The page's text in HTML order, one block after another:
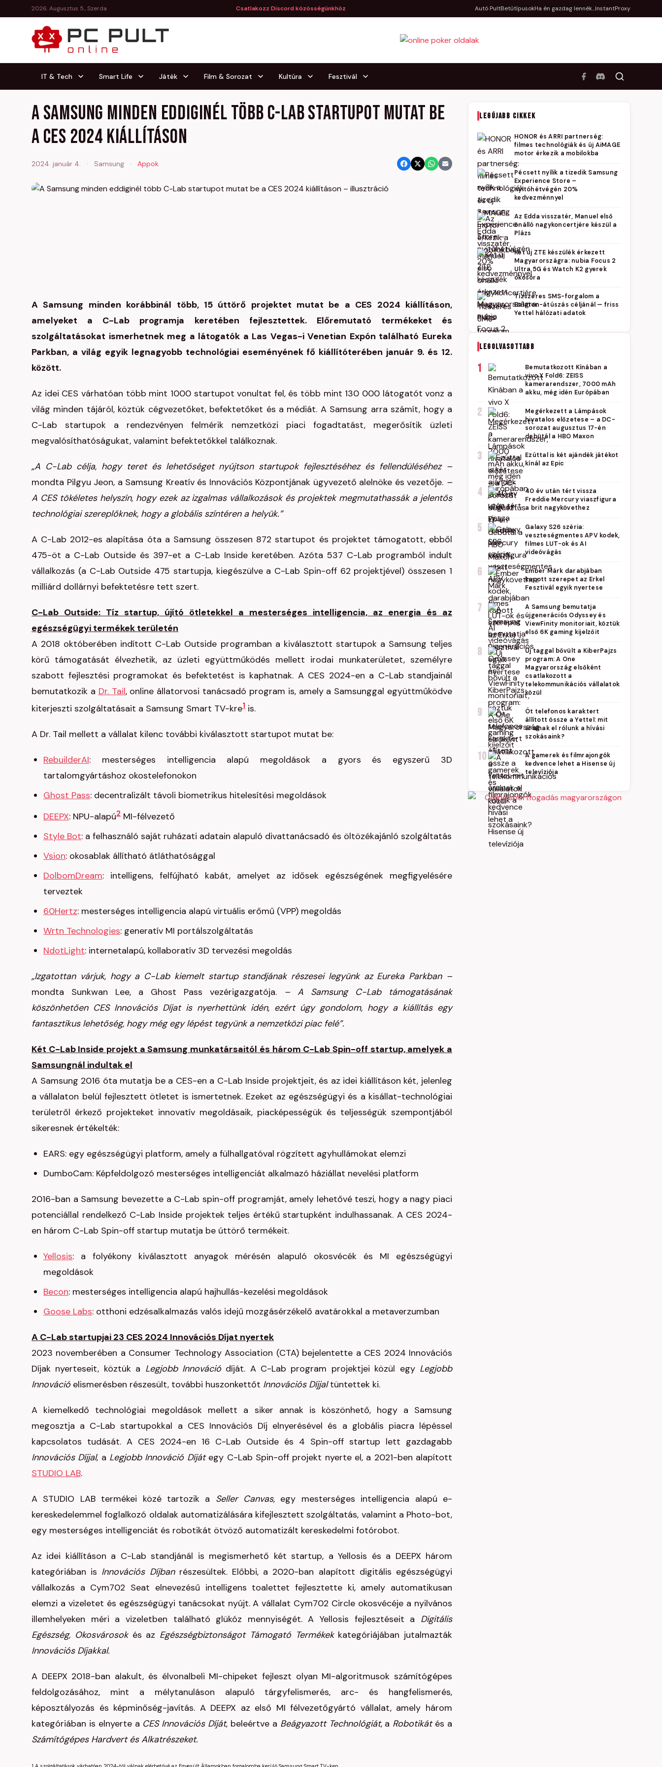
2026. Augusztus 5., Szerda Csatlakozz Discord közösségünkhöz Autó PultBetűtípusokHa én gazdag lennék...InstantProxy
IT & Tech Smart Life Játék Film & Sorozat Kultúra Fesztivál
A Samsung minden eddiginél több C-Lab startupot mutat be
a CES 2024 kiállításon
2024. január 4. · Samsung · Appok
A Samsung minden korábbinál több, 15 úttörő projektet mutat be a CES 2024 kiállításon,
amelyeket a C-Lab programja keretében fejlesztettek. Előremutató termékeket és
szolgáltatásokat ismerhetnek meg a látogatók a Las Vegas-i Venetian Expón található Eureka
Parkban, a világ egyik legnagyobb technológiai eseményének fő kiállítóterében január 9. és 12.
között.
Az idei CES várhatóan több mint 1000 startupot vonultat fel, és több mint 130 000 látogatót vonz a
világ minden tájáról, köztük cégvezetőket, befektetőket és a médiát. A Samsung arra számít, hogy a
C-Lab startupok a rendezvényen felmérik nemzetközi piaci fogadtatást, megerősítik üzleti
megvalósíthatóságukat, valamint befektetőkkel találkoznak.
„A C-Lab célja, hogy teret és lehetőséget nyújtson startupok fejlesztéséhez és fellendüléséhez –
mondta Pilgyu Jeon, a Samsung Kreatív és Innovációs Központjának ügyvezető alelnöke és vezetője. –
A CES tökéletes helyszín, hogy ezek az izgalmas vállalkozások és projektek megmutathassák a jelentős
technológiai szereplőknek, hogy a globális színtéren a helyük.”
A C-Lab 2012-es alapítása óta a Samsung összesen 872 startupot és projektet támogatott, ebből
475-öt a C-Lab Outside és 397-et a C-Lab Inside keretében. Azóta 537 C-Lab programból indult
vállalkozás (a C-Lab Outside 475 startupja, kiegészülve a C-Lab Spin-off 62 projektjével) összesen 1
milliárd dollárnyi befektetésre tett szert.
C-Lab Outside: Tíz startup, újító ötletekkel a mesterséges intelligencia, az energia és az
egészségügyi termékek területén
A 2018 októberében indított C-Lab Outside programban a kiválasztott startupok a Samsung teljes
körű támogatását élvezhetik, az üzleti együttműködés mellett irodai munkaterületet, személyre
szabott fejlesztési programokat és befektetést is kaphatnak. A CES 2024-en a C-Lab standjainál
bemutatkozik a Dr. Tail, online állatorvosi tanácsadó program is, amely a Samsunggal együttműködve
kiterjeszti szolgáltatásait a Samsung Smart TV-kre1 is.
A Dr. Tail mellett a vállalat kilenc további kiválasztott startupot mutat be:
RebuilderAI: mesterséges intelligencia alapú megoldások a gyors és egyszerű 3D
tartalomgyártáshoz okostelefonokon
Ghost Pass: decentralizált távoli biometrikus hitelesítési megoldások
DEEPX: NPU-alapú2 MI-félvezető
Style Bot: a felhasználó saját ruházati adatain alapuló divattanácsadó és öltözékajánló szolgáltatás
Vsion: okosablak állítható átláthatósággal
DolbomDream: intelligens, felfújható kabát, amelyet az idősek egészségének megfigyelésére
terveztek
60Hertz: mesterséges intelligencia alapú virtuális erőmű (VPP) megoldás
Wrtn Technologies: generatív MI portálszolgáltatás
NdotLight: internetalapú, kollaboratív 3D tervezési megoldás
„Izgatottan várjuk, hogy a C-Lab kiemelt startup standjának részesei legyünk az Eureka Parkban –
mondta Sunkwan Lee, a Ghost Pass vezérigazgatója. – A Samsung C-Lab támogatásának
köszönhetően CES Innovációs Díjat is nyerhettünk idén, ezért úgy gondolom, hogy a kiállítás egy
fantasztikus lehetőség, hogy még egy lépést tegyünk a nemzetközi piac felé”.
Két C-Lab Inside projekt a Samsung munkatársaitól és három C-Lab Spin-off startup, amelyek a
Samsungnál indultak el
A Samsung 2016 óta mutatja be a CES-en a C-Lab Inside projektjeit, és az idei kiállításon két, jelenleg
a vállalaton belül fejlesztett ötletet is ismertetnek. Ezeket az egészségügyi és a kisállat-technológiai
területről érkező projekteket innovatív megoldásaik, piacképességük és teljességük szempontjából
sikeresnek értékelték:
EARS: egy egészségügyi platform, amely a fülhallgatóval rögzített agyhullámokat elemzi
DumboCam: Képfeldolgozó mesterséges intelligenciát alkalmazó háziállat nevelési platform
2016-ban a Samsung bevezette a C-Lab spin-off programját, amely lehetővé teszi, hogy a nagy piaci
potenciállal rendelkező C-Lab Inside projektek teljes értékű startupként indulhassanak. A CES 2024-
en három C-Lab Spin-off startup mutatja be úttörő termékeit.
Yellosis: a folyékony kiválasztott anyagok mérésén alapuló okosvécék és MI egészségügyi
megoldások
Becon: mesterséges intelligencia alapú hajhullás-kezelési megoldások
Goose Labs: otthoni edzésalkalmazás valós idejű mozgásérzékelő avatárokkal a metaverzumban
A C-Lab startupjai 23 CES 2024 Innovációs Díjat nyertek
2023 novemberében a Consumer Technology Association (CTA) bejelentette a CES 2024 Innovációs
Díjak nyerteseit, köztük a Legjobb Innováció díját. A C-Lab program projektjei közül egy Legjobb
Innováció elismerésben részesült, további huszonkettőt Innovációs Díjjaltüntettek ki.
A kiemelkedő technológiai megoldások mellett a siker annak is köszönhető, hogy a Samsung
megosztja a C-Lab startupokkal a CES Innovációs Díj elnyerésével és a globális piacra lépéssel
kapcsolatos tudását. A CES 2024-en 16 C-Lab Outside és 4 Spin-off startup lett gazdagabb
Innovációs Díjjal, a Legjobb Innováció Díjátegy C-Lab Spin-off projekt nyerte el, a 2021-ben alapított
STUDIO LAB.
A STUDIO LAB termékei közé tartozik a Seller Canvas, egy mesterséges intelligencia alapú e-
kereskedelemmel foglalkozó oldalak automatizálására kifejlesztett szolgáltatás, valamint a Photo-bot,
egy mesterséges intelligenciát és robotikát ötvöző automatizált kereskedelmi fotórobot.
Az idei kiállításon a C-Lab standjánál is megismerhető két startup, a Yellosis és a DEEPX három
kategóriában is Innovációs Díjbanrészesültek. Előbbi, a 2020-ban alapított digitális egészségügyi
vállalkozás a Cym702 Seat elnevezésű intelligens toalettet fejlesztette ki, amely automatikusan
elemzi a vizeletet és egészségügyi tanácsokat nyújt. A vállalat Cym702 Circle okosvécéje a nyilvános
illemhelyeken méri a vizeletben található glükóz mennyiségét. A Yellosis fejlesztéseit a Digitális
Egészség, Okosvárosokés az Egészségbiztonságot Támogató Termékekkategóriájában jutalmazták
Innovációs Díjakkal.
A DEEPX 2018-ban alakult, és élvonalbeli MI-chipeket fejleszt olyan MI-algoritmusok számítógépes
feldolgozásához, mint a mélytanuláson alapuló tárgyfelismerés, arc- és hangfelismerés,
képosztályozás és képminőség-javítás. A DEEPX az első MI félvezetőgyártó vállalat, amely három
kategóriában is elnyerte a CES Innovációs Díját, beleértve a Beágyazott Technológiát, a Robotikátés a
Számítógépes Hardvert és Alkatrészeket.
LEGÚJABB CIKKEK
HONOR és ARRI partnerség:
filmes technológiák és új AiMAGE
motor érkezik a mobilokba
Pécsett nyílik a tizedik Samsung
Experience Store –
nyitóhétvégén 20%
kedvezménnyel
Az Edda visszatér, Manuel első
önálló nagykoncertjére készül a
Plázs
Két új ZTE készülék érkezett
Magyarországra: nubia Focus 2
Ultra 5G és Watch K2 gyerek
okosóra
Tízszeres SMS-forgalom a
Balaton-átúszás céljánál — friss
Yettel hálózati adatok
LEGOLVASOTTABB
1
Bemutatkozott Kínában a
vivo X Fold6: ZEISS
kamerarendszer, 7000 mAh
akku, még idén Európában
2
Megérkezett a Lámpások
hivatalos előzetese – a DC-
sorozat augusztus 17-én
debütál a HBO Maxon
3
Ezúttal is két ajándék játékot
kínál az Epic
4
40 év után tért vissza
Freddie Mercury viaszfigura
a brit nagykövethez
5
Galaxy S26 széria:
veszteségmentes APV kodek,
filmes LUT-ok és AI
videóvágás
6
Ember Márk darabjában
kapott szerepet az Erkel
Fesztivál egyik nyertese
7
A Samsung bemutatja
újgenerációs Odyssey és
ViewFinity monitoriait, köztük
első 6K gaming kijelzőit
8
Új taggal bővült a KiberPajzs
program: A One
Magyarország elsőként
csatlakozott a
telekommunikációs vállalatok
közül
9
Öt telefonos karaktert
állított össze a Yettel: mit
árulnak el rólunk a hívási
szokásaink?
10
A gamerek és filmrajongók
kedvence lehet a Hisense új
televíziója